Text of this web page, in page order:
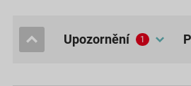
upozornění 1